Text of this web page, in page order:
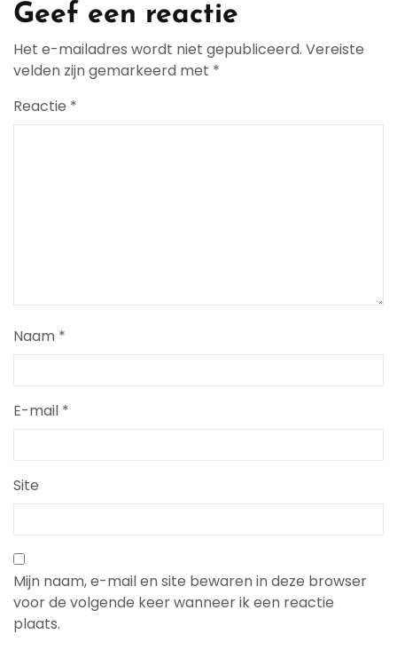
Geef een reactie
Het e-mailadres wordt niet gepubliceerd. Vereiste
velden zijn gemarkeerd met *
Reactie *
Naam *
E-mail *
Site
Mijn naam, e-mail en site bewaren in deze browser
voor de volgende keer wanneer ik een reactie
plaats.